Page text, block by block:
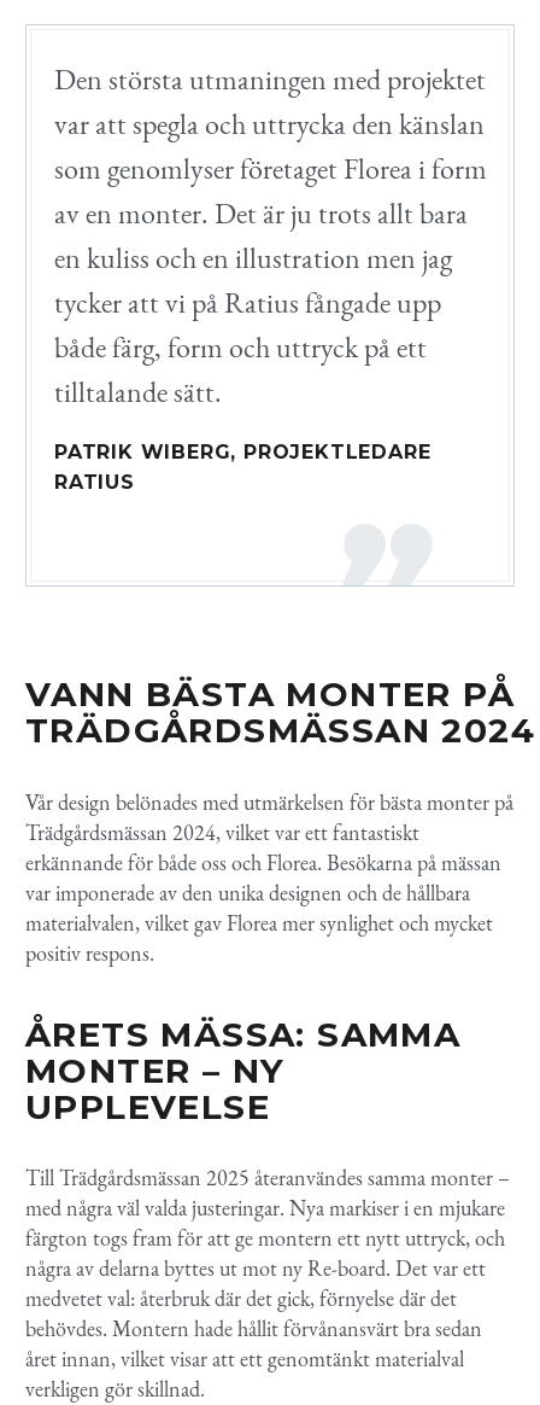
Den största utmaningen med projektet
var att spegla och uttrycka den känslan
som genomlyser företaget Florea i form
av en monter. Det är ju trots allt bara
en kuliss och en illustration men jag
tycker att vi på Ratius fångade upp
både färg, form och uttryck på ett
tilltalande sätt.
PATRIK WIBERG, PROJEKTLEDARE
RATIUS
VANN BÄSTA MONTER PÅ
TRÄDGÅRDSMÄSSAN2024
Vår design belönades med utmärkelsen för bästa monter på
Trädgårdsmässan 2024, vilket var ett fantastiskt
erkännande för både oss ochFlorea. Besökarna på mässan
var imponerade av den unika designen och de hållbara
materialvalen, vilket gavFloreamer synlighet och mycket
positiv respons.
ÅRETS MÄSSA: SAMMA
MONTER – NY
UPPLEVELSE
Till Trädgårdsmässan 2025 återanvändes samma monter –
med några väl valda justeringar. Nya markiser i en mjukare
färgton togs fram för att ge montern ett nytt uttryck, och
några av delarna byttes ut mot ny Re-board. Det var ett
medvetet val: återbruk där det gick, förnyelse där det
behövdes. Montern hade hållit förvånansvärt bra sedan
året innan, vilket visar att ett genomtänkt materialval
verkligen gör skillnad.